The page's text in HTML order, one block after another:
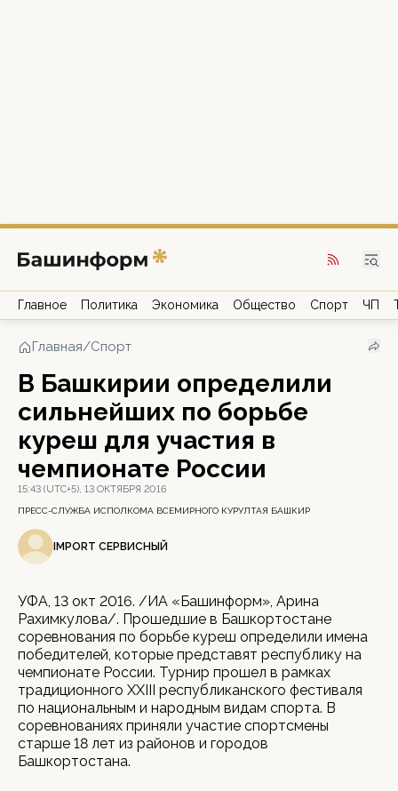
Главное Политика Экономика Общество Спорт ЧП
Главная/Спорт
В Башкирии определили
сильнейших по борьбе
куреш для участия в
чемпионате России
15:43 (UTC+5), 13 ОКТЯБРЯ 2016
ПРЕСС-СЛУЖБА ИСПОЛКОМА ВСЕМИРНОГО КУРУЛТАЯ БАШКИР
IMPORT СЕРВИСНЫЙ
УФА, 13 окт 2016. /ИА «Башинформ», Арина
Рахимкулова/. Прошедшие в Башкортостане
соревнования по борьбе куреш определили имена
победителей, которые представят республику на
чемпионате России. Турнир прошел в рамках
традиционного XXIII республиканского фестиваля
по национальным и народным видам спорта. В
соревнованиях приняли участие спортсмены
старше 18 лет из районов и городов
Башкортостана.